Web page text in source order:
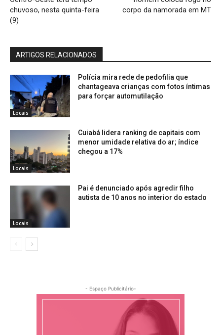
chuvoso, nesta quinta-feira
(9)
corpo da namorada em MT
ARTIGOS RELACIONADOS
Locais
Polícia mira rede de pedofilia que
chantageava crianças com fotos íntimas
para forçar automutilação
Locais
Cuiabá lidera ranking de capitais com
menor umidade relativa do ar; índice
chegou a 17%
Locais
Pai é denunciado após agredir filho
autista de 10 anos no interior do estado
- Espaço Publicitário-